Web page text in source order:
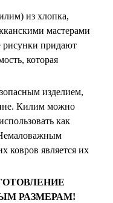
Мозаичные
Мозаичные
из хлопка,
мастерами
рисунки придают
которая
изделием,
Килим можно
как
ковров является их
РАЗМЕРАМ!